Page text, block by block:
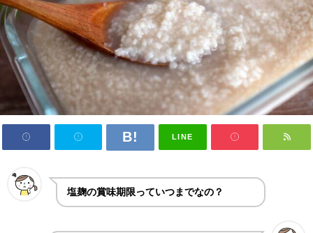
LINE
塩麹の賞味期限っていつまでなの？